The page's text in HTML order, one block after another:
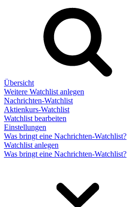
Übersicht
Weitere Watchlist anlegen
Nachrichten-Watchlist
Aktienkurs-Watchlist
Watchlist bearbeiten
Einstellungen
Was bringt eine Nachrichten-Watchlist?
Watchlist anlegen
Was bringt eine Nachrichten-Watchlist?